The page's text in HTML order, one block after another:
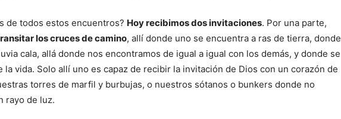
de todos estos encuentros? Hoy recibimos dos invitaciones. Por una parte,
los cruces de camino, allí donde uno se encuentra a ras de tierra, donde
cala, allá donde nos encontramos de igual a igual con los demás, y donde se
la vida. Solo allí uno es capaz de recibir la invitación de Dios con un corazón de
torres de marfil y burbujas, o nuestros sótanos o bunkers donde no
rayo de luz.